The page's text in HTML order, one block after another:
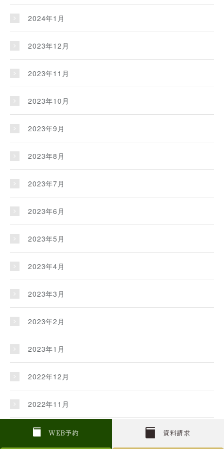
W EB予約 資料請求
2024年1月
2023年12月
2023年11月
2023年10月
2023年9月
2023年8月
2023年7月
2023年6月
2023年5月
2023年4月
2023年3月
2023年2月
2023年1月
2022年12月
2022年11月
2022年10月